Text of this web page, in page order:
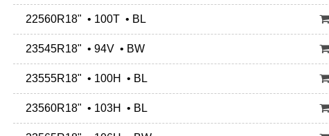
22560R18" • 100T • BL
23545R18" • 94V • BW
23555R18" • 100H • BL
23560R18" • 103H • BL